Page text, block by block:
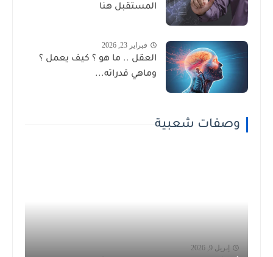
المستقبل هنا
فبراير 23, 2026
العقل .. ما هو ؟ كيف يعمل ؟
وماهي قدراته...
وصفات شعبية
إبريل 9, 2026